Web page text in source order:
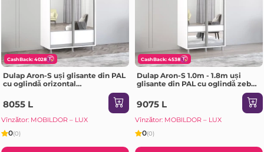
CashBack: 4028
Dulap Aron-S uși glisante din PAL
cu oglindă orizontal
8055 L
Vînzător: MOBILDOR – LUX
0(0)
CashBack: 4538
Dulap Aron-S 1.0m - 1.8m uși
glisante din PAL cu oglindă zebra
9075 L
Vînzător: MOBILDOR – LUX
0(0)